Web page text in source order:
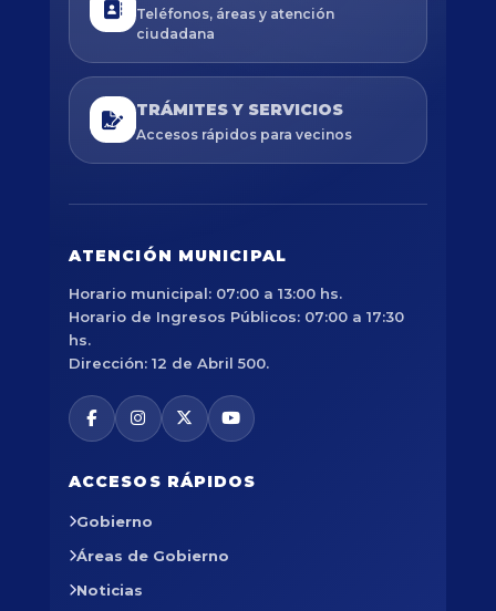
Teléfonos, áreas y atención
ciudadana
TRÁMITES Y SERVICIOS
Accesos rápidos para vecinos
ATENCIÓN MUNICIPAL
Horario municipal: 07:00 a 13:00 hs.
Horario de Ingresos Públicos: 07:00 a 17:30
hs.
Dirección: 12 de Abril 500.
ACCESOS RÁPIDOS
Gobierno
Áreas de Gobierno
Noticias